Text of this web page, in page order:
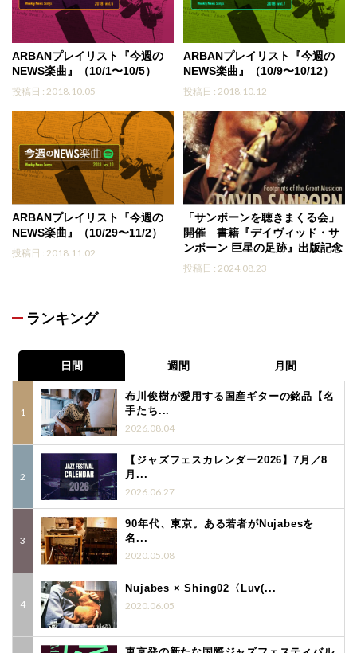
ARBANプレイリスト『今週の
NEWS楽曲』（10/1〜10/5）
投稿日 : 2018.10.05
ARBANプレイリスト『今週の
NEWS楽曲』（10/9〜10/12）
投稿日 : 2018.10.12
ARBANプレイリスト『今週の
NEWS楽曲』（10/29〜11/2）
投稿日 : 2018.11.02
「サンボーンを聴きまくる会」
開催 ─書籍『デイヴィッド・サ
ンボーン 巨星の足跡』出版記念
投稿日 : 2024.08.23
ランキング
日間 週間 月間
布川俊樹が愛用する国産ギターの銘品【名
手たち...
2026.08.04
【ジャズフェスカレンダー2026】7月／8
月...
2026.06.27
90年代、東京。ある若者がNujabesを
名...
2020.05.08
Nujabes × Shing02〈Luv(...
2020.06.05